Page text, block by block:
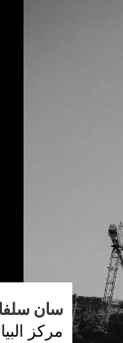
سان
مركز